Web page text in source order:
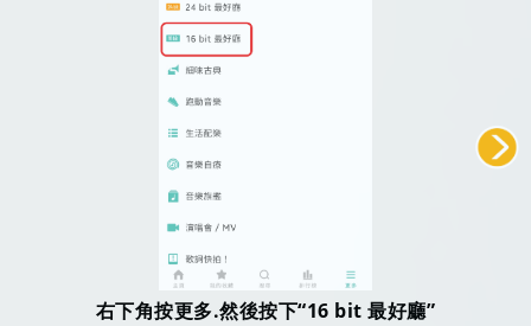
右下角按更多.然後按下“16 bit 最好廳”